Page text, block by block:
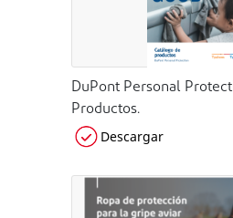
DuPont Personal
Productos.
Descargar